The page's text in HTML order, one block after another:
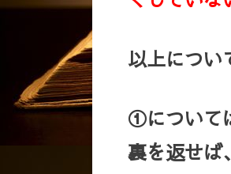
以上につい
①について
裏を返せば